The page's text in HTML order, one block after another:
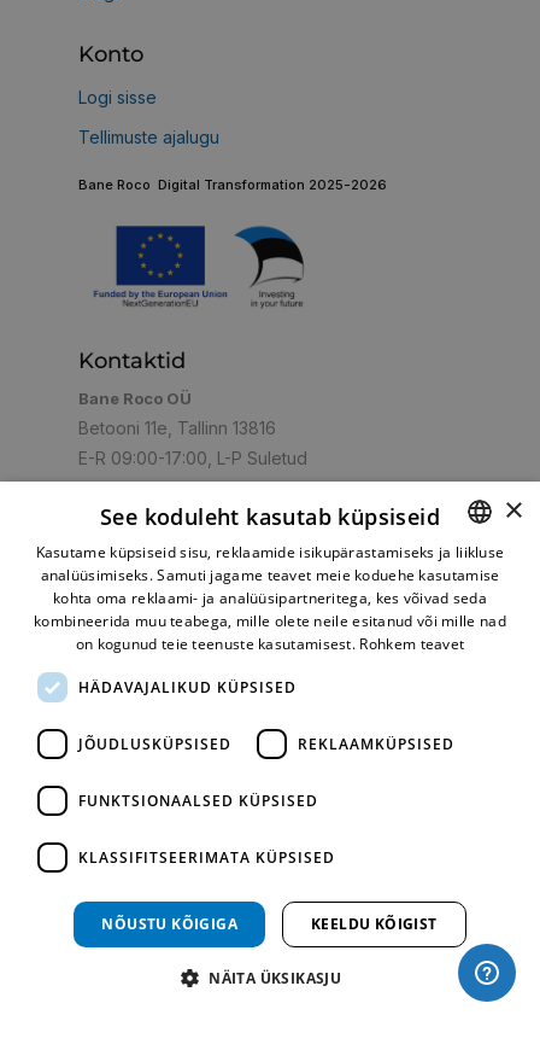
Konto
Logi sisse
Tellimuste ajalugu
Bane Roco Digital Transformation 2025-2026
Kontaktid
Bane Roco OÜ
Betooni 11e, Tallinn 13816
E-R 09:00-17:00, L-P Suletud
+372 5059263 +372 6007764 +372
6007763,+372 5072304
E-post:shop@turbo.ee
Kiire tarne
ESTONIAN
RUSSIAN
×
See koduleht kasutab küpsiseid
Kasutame küpsiseid sisu, reklaamide isikupärastamiseks ja liikluse
analüüsimiseks. Samuti jagame teavet meie koduehe kasutamise
kohta oma reklaami- ja analüüsipartneritega, kes võivad seda
kombineerida muu teabega, mille olete neile esitanud või mille nad
on kogunud teie teenuste kasutamisest. Rohkem teavet
HÄDAVAJALIKUD KÜPSISED
JÕUDLUSKÜPSISED REKLAAMKÜPSISED
FUNKTSIONAALSED KÜPSISED
KLASSIFITSEERIMATA KÜPSISED
NÕUSTU KÕIGIGA KEELDU KÕIGIST
NÄITA ÜKSIKASJU